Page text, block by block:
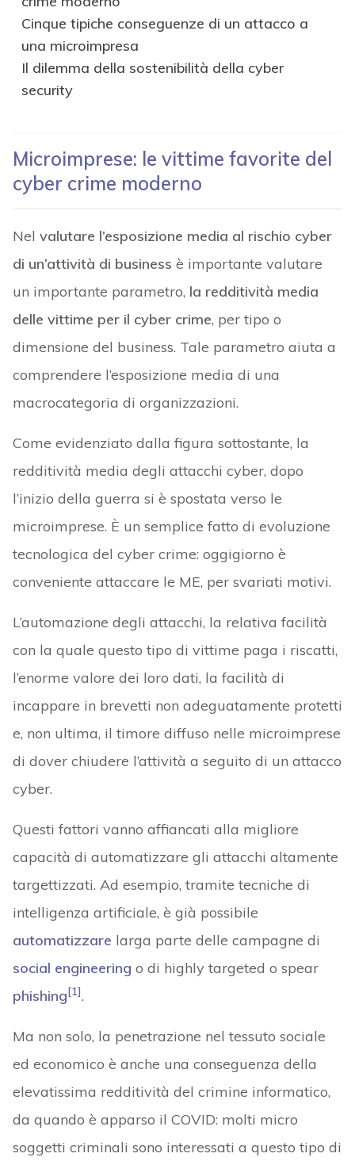
Cinque tipiche conseguenze di un attacco a
una microimpresa
Il dilemma della sostenibilità della cyber
security
Microimprese: le vittime favorite del
cyber crime moderno
Nel valutare l’esposizione media al rischio cyber
di un’attività di business è importante valutare
un importante parametro, la redditività media
delle vittime per il cyber crime, per tipo o
dimensione del business. Tale parametro aiuta a
comprendere l’esposizione media di una
macrocategoria di organizzazioni.
Come evidenziato dalla figura sottostante, la
redditività media degli attacchi cyber, dopo
l’inizio della guerra si è spostata verso le
microimprese. È un semplice fatto di evoluzione
tecnologica del cyber crime: oggigiorno è
conveniente attaccare le ME, per svariati motivi.
L’automazione degli attacchi, la relativa facilità
con la quale questo tipo di vittime paga i riscatti,
l’enorme valore dei loro dati, la facilità di
incappare in brevetti non adeguatamente protetti
e, non ultima, il timore diffuso nelle microimprese
di dover chiudere l’attività a seguito di un attacco
cyber.
Questi fattori vanno affiancati alla migliore
capacità di automatizzare gli attacchi altamente
targettizzati. Ad esempio, tramite tecniche di
intelligenza artificiale, è già possibile
automatizzare larga parte delle campagne di
social engineering o di highly targeted o spear
phishing[1].
Ma non solo, la penetrazione nel tessuto sociale
ed economico è anche una conseguenza della
elevatissima redditività del crimine informatico,
da quando è apparso il COVID: molti micro
soggetti criminali sono interessati a questo tipo di